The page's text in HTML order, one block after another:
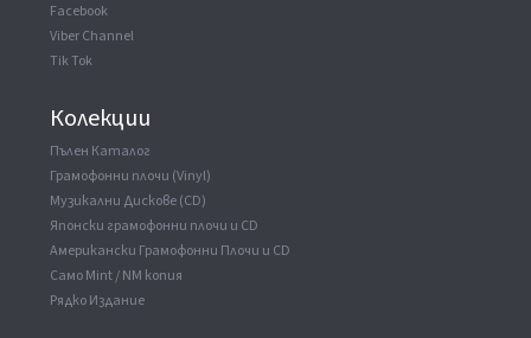
Facebook
Viber Channel
Tik Tok
Колекции
Пълен Каталог
Грамофонни плочи (Vinyl)
Музикални Дискове (CD)
Японски грамофонни плочи и CD
Американски Грамофонни Плочи и CD
Само Mint / NM копия
Рядко Издание